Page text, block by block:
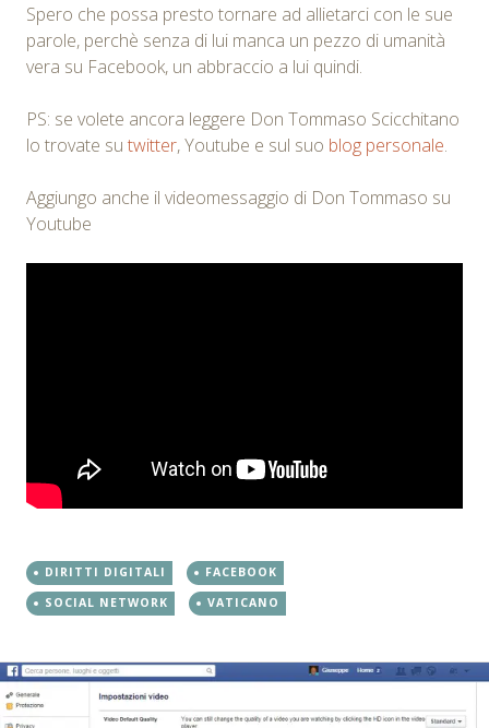
Spero che possa presto tornare ad allietarci con le sue
parole, perchè senza di lui manca un pezzo di umanità
vera su Facebook, un abbraccio a lui quindi.
PS: se volete ancora leggere Don Tommaso Scicchitano
lo trovate su twitter, Youtube e sul suo blog personale.
Aggiungo anche il videomessaggio di Don Tommaso su
Youtube
DIRITTI DIGITALI
FACEBOOK
SOCIAL NETWORK
VATICANO